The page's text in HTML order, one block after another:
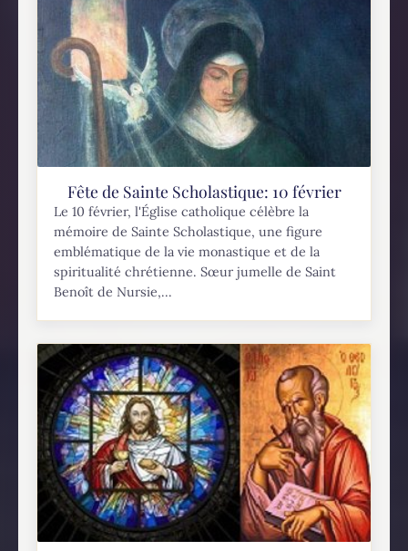
Fête de Sainte Scholastique: 10 février
Le 10 février, l'Église catholique célèbre la
mémoire de Sainte Scholastique, une figure
emblématique de la vie monastique et de la
spiritualité chrétienne. Sœur jumelle de Saint
Benoît de Nursie,...